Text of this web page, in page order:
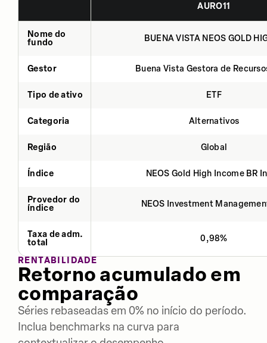
AURO11
Nome do
fundo
BUENA VISTA NEOS GOLD
Gestor Buena Vista Gestora de
Tipo de ativo ETF
Categoria Alternativos
Região Global
Índice NEOS Gold High Income BR
Provedor do
índice
NEOS Investment
Taxa de adm.
total
0,98%
RENTABILIDADE
Retorno acumulado em
comparação
Séries rebaseadas em 0% no início do período.
Inclua benchmarks na curva para